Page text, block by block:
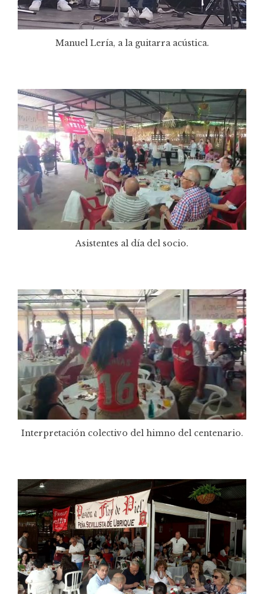
Manuel Lería, a la guitarra acústica.
Asistentes al día del socio.
Interpretación colectivo del himno del centenario.